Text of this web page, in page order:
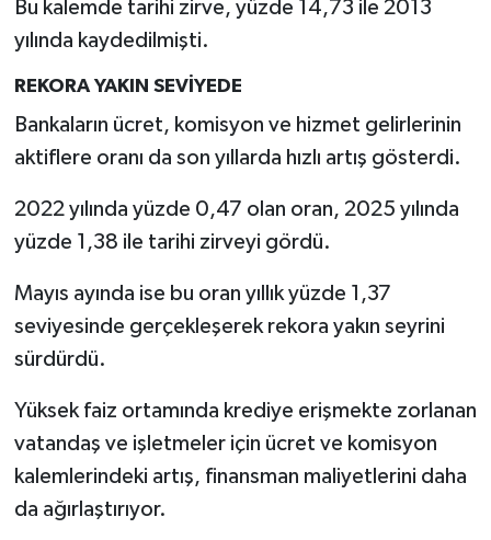
Bu kalemde tarihi zirve, yüzde 14,73 ile 2013
yılında kaydedilmişti.
REKORA YAKIN SEVİYEDE
Bankaların ücret, komisyon ve hizmet gelirlerinin
aktiflere oranı da son yıllarda hızlı artış gösterdi.
2022 yılında yüzde 0,47 olan oran, 2025 yılında
yüzde 1,38 ile tarihi zirveyi gördü.
Mayıs ayında ise bu oran yıllık yüzde 1,37
seviyesinde gerçekleşerek rekora yakın seyrini
sürdürdü.
Yüksek faiz ortamında krediye erişmekte zorlanan
vatandaş ve işletmeler için ücret ve komisyon
kalemlerindeki artış, finansman maliyetlerini daha
da ağırlaştırıyor.